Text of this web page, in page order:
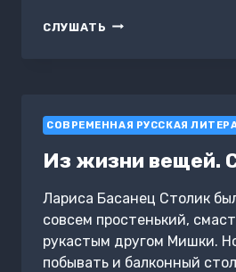
СЛУШАТЬ ИЗ
СОВРЕМЕННАЯ РУССКАЯ
Из жизни вещей.
Лариса Басанец Столик
совсем простенький,
рукастым другом Мишки.
побывать и балконный